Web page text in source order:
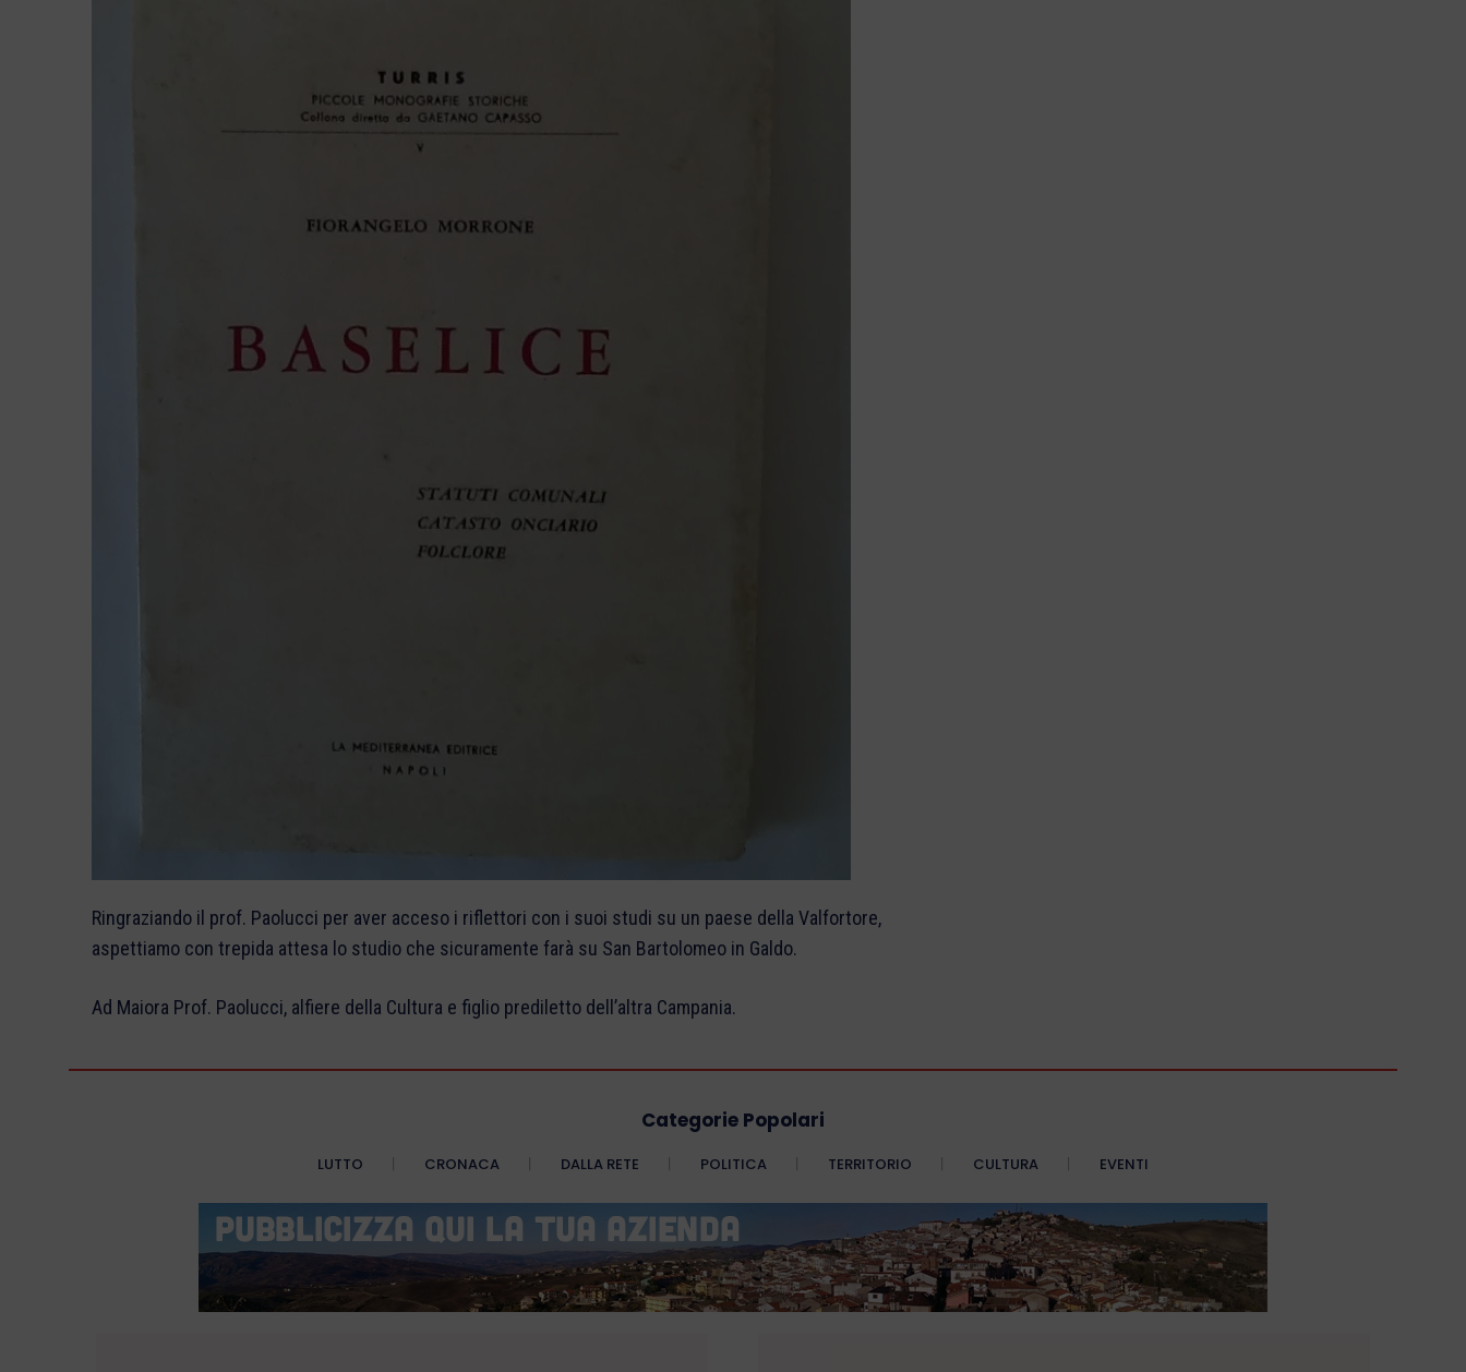
Ringraziando il prof. Paolucci per aver acceso i riflettori con i suoi studi su un paese della Valfortore,
aspettiamo con trepida attesa lo studio che sicuramente farà su San Bartolomeo in Galdo.
Ad Maiora Prof. Paolucci, alfiere della Cultura e figlio prediletto dell’altra Campania.
Categorie Popolari
LUTTO CRONACA DALLA RETE POLITICA TERRITORIO CULTURA EVENTI